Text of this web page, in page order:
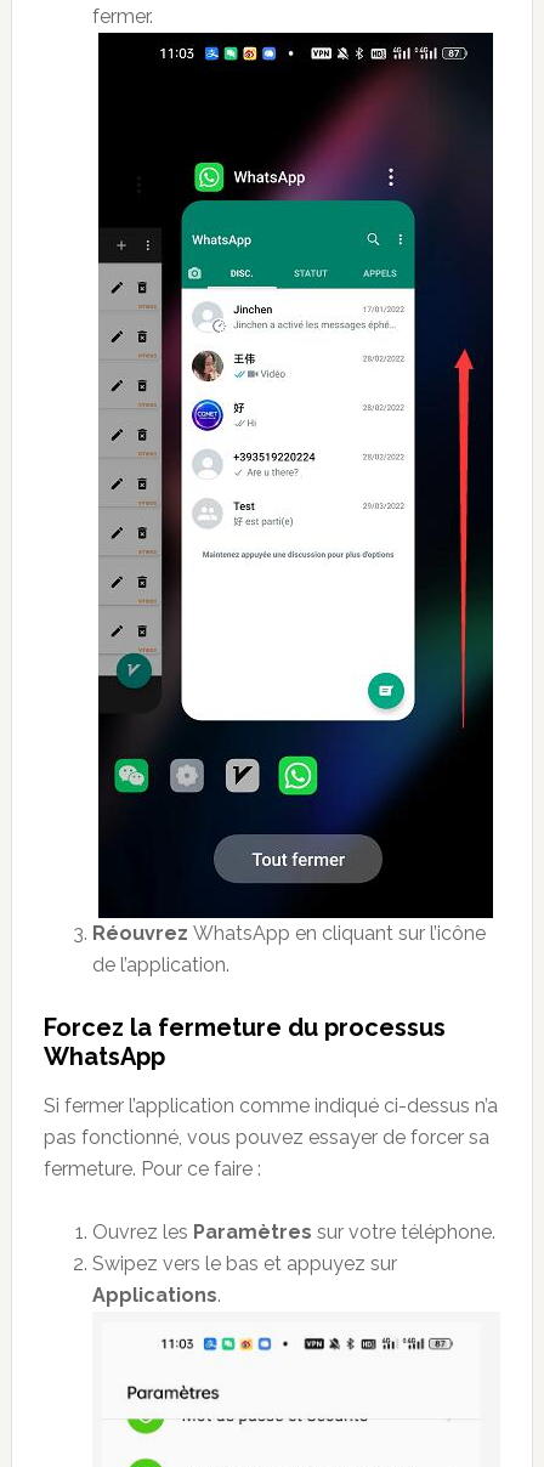
fermer.
Réouvrez WhatsApp en cliquant sur l’icône
de l’application.
Forcez la fermeture du processus
WhatsApp
Si fermer l’application comme indiqué ci-dessus n’a
pas fonctionné, vous pouvez essayer de forcer sa
fermeture. Pour ce faire :
Ouvrez les Paramètres sur votre téléphone.
Swipez vers le bas et appuyez sur
Applications.